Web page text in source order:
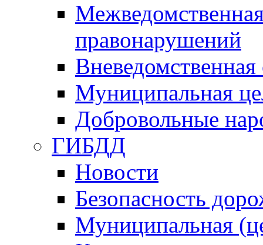
правонарушений
Вневедомственная
Муниципальная
Добровольные
ГИБДД
Новости
Безопасность
Муниципальная